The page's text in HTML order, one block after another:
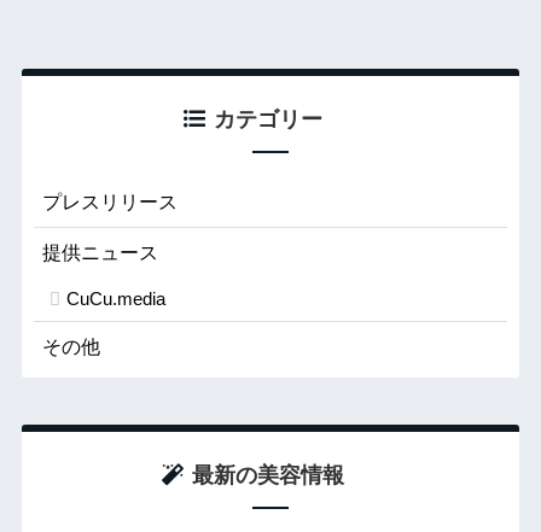
カテゴリー
プレスリリース
提供ニュース
CuCu.media
その他
最新の美容情報